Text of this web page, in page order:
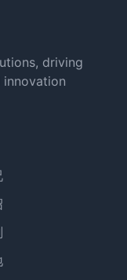
driving